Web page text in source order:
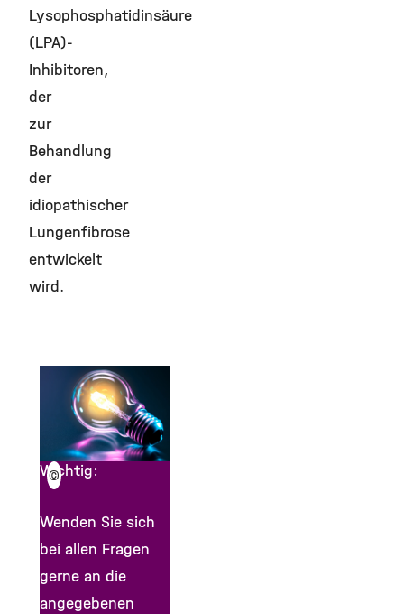
Lysophosphatidinsäure
(LPA)-
Inhibitoren,
der
zur
Behandlung
der
idiopathischer
Lungenfibrose
entwickelt
wird.
Wichtig:
Wenden Sie sich
bei allen Fragen
gerne an die
angegebenen
©